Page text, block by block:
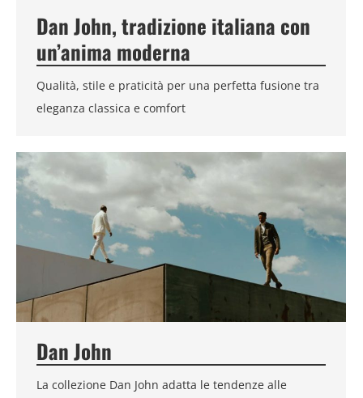
Dan John, tradizione italiana con
un’anima moderna
Qualità, stile e praticità per una perfetta fusione tra
eleganza classica e comfort
Dan John
La collezione Dan John adatta le tendenze alle